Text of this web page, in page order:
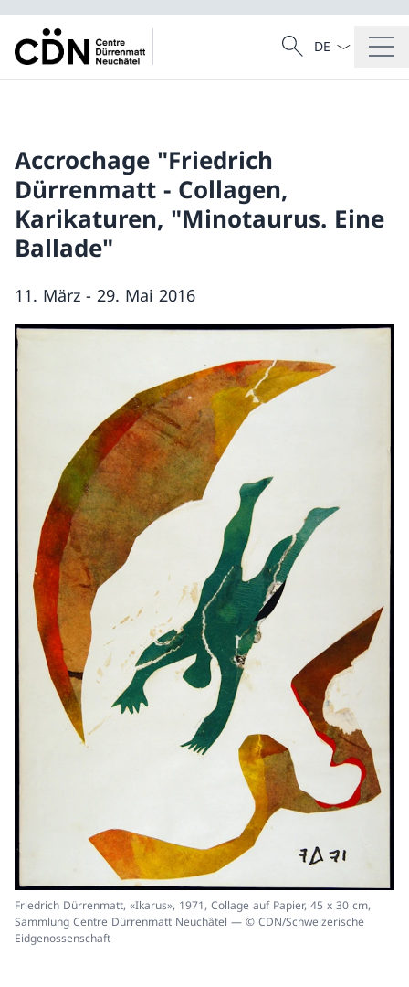
Suche
Suche
Sprach
Accrochage "Friedrich
Dürrenmatt - Collagen,
Karikaturen, "Minotaurus. Eine
Ballade"
11. März - 29. Mai 2016
Friedrich Dürrenmatt, «Ikarus», 1971, Collage auf Papier, 45 x 30 cm,
Sammlung Centre Dürrenmatt Neuchâtel — © CDN/Schweizerische
Eidgenossenschaft